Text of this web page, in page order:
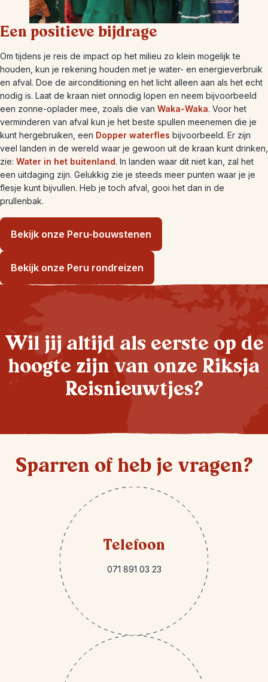
Een positieve bijdrage
Om tijdens je reis de impact op het milieu zo klein mogelijk te
houden, kun je rekening houden met je water- en energieverbruik
en afval. Doe de airconditioning en het licht alleen aan als het echt
nodig is. Laat de kraan niet onnodig lopen en neem bijvoorbeeld
een zonne-oplader mee, zoals die van Waka-Waka. Voor het
verminderen van afval kun je het beste spullen meenemen die je
kunt hergebruiken, een Dopper waterfles bijvoorbeeld. Er zijn
veel landen in de wereld waar je gewoon uit de kraan kunt drinken,
zie: Water in het buitenland. In landen waar dit niet kan, zal het
een uitdaging zijn. Gelukkig zie je steeds meer punten waar je je
flesje kunt bijvullen. Heb je toch afval, gooi het dan in de
prullenbak.
Bekijk onze Peru-bouwstenen
Bekijk onze Peru rondreizen
Wil jij altijd als eerste op de
hoogte zijn van onze Riksja
Reisnieuwtjes?
Sparren of heb je vragen?
Telefoon
071 891 03 23